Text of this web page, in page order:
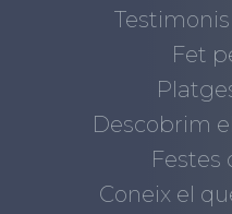
Fet
Descobrim
Festes
Coneix el